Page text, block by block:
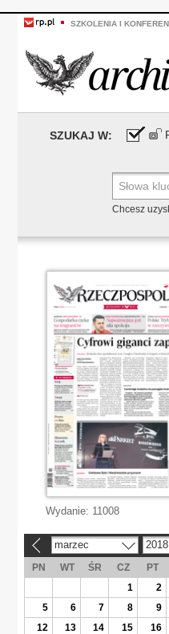
SZKOLENIA I
SZUKAJ W:
Chcesz
Wydanie: 11008
marzec 2018
PN WT ŚR CZ PT
1
2
5
6 7 8 9
12
13 14 15 16